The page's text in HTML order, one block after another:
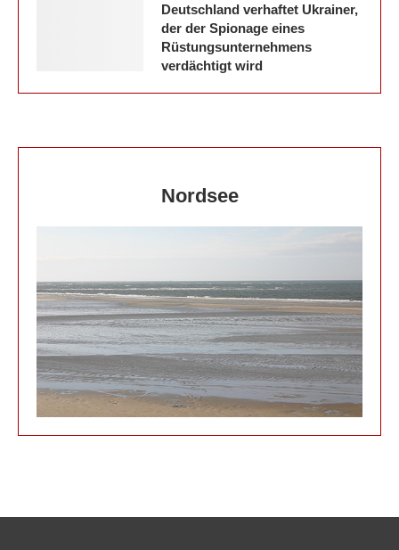
Deutschland verhaftet Ukrainer,
der der Spionage eines
Rüstungsunternehmens
verdächtigt wird
Nordsee